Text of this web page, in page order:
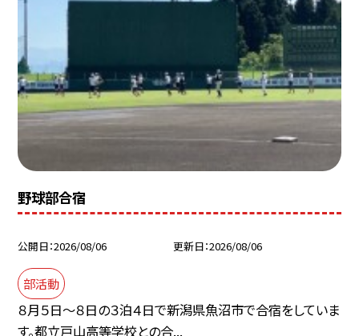
野球部合宿
公開日 2026/08/06 更新日 2026/08/06
部活動
８月５日～８日の３泊４日で新潟県魚沼市で合宿をしていま
す。都立戸山高等学校との合...